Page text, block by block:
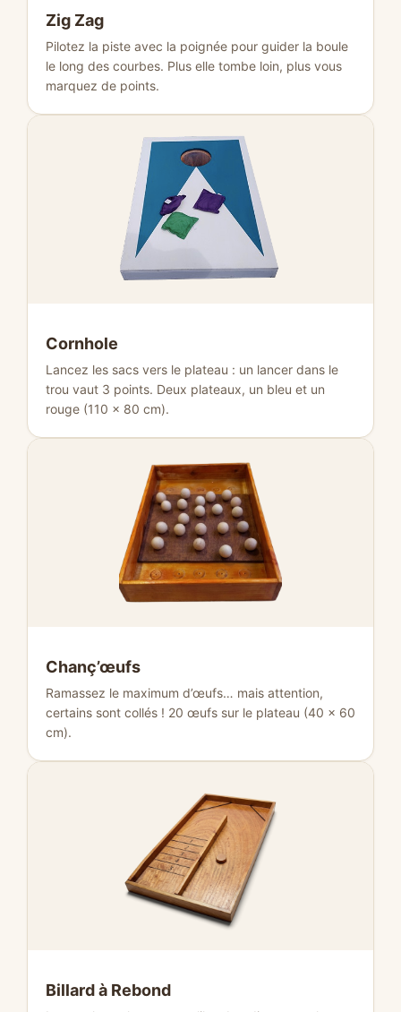
Zig Zag
Pilotez la piste avec la poignée pour guider la boule
le long des courbes. Plus elle tombe loin, plus vous
marquez de points.
Cornhole
Lancez les sacs vers le plateau : un lancer dans le
trou vaut 3 points. Deux plateaux, un bleu et un
rouge (110 × 80 cm).
Chanç’œufs
Ramassez le maximum d’œufs… mais attention,
certains sont collés ! 20 œufs sur le plateau (40 × 60
cm).
Billard à Rebond